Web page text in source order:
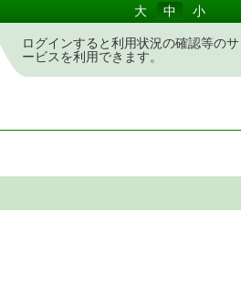
大 中 小
ログインすると利用状況の確認等のサ
ービスを利用できます。